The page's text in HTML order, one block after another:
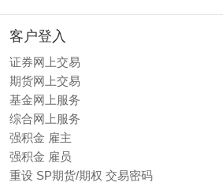
客户登入
证券网上交易
期货网上交易
基金网上服务
综合网上服务
强积金 雇主
强积金 雇员
重设 SP期货/期权 交易密码